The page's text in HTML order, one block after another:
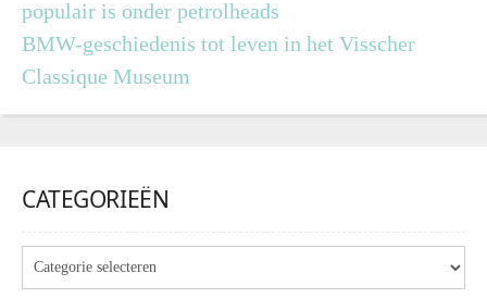
populair is onder petrolheads
BMW-geschiedenis tot leven in het Visscher
Classique Museum
CATEGORIEËN